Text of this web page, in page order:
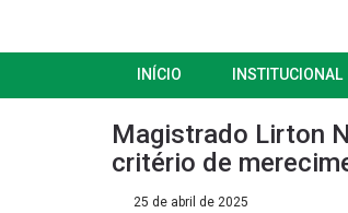
INÍCIO INSTITUCIONAL
Magistrado Lirton
critério de
25 de abril de 2025